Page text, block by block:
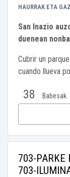
HAURRAK ETA
San Inazio
duenean
Cubrir un
cuando llueva
38 Babesak
703-PARKE
703-